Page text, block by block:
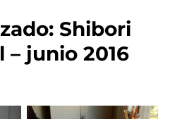
inicial
agosto
Shibori
junio 2016